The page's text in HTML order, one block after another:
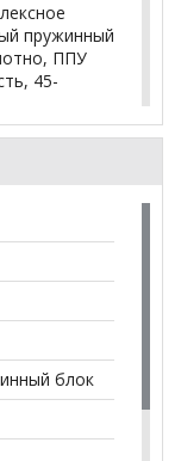
пружинный
ППУ
45-
- ЛДСП
купить
.
блок